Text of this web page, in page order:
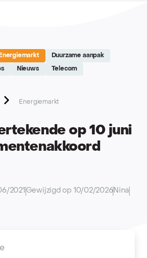
Energiemarkt Duurzame aanpak
Nieuws Telecom
Energiemarkt
op 10 juni
2021 Gewijzigd op 10/02/2026 Nina